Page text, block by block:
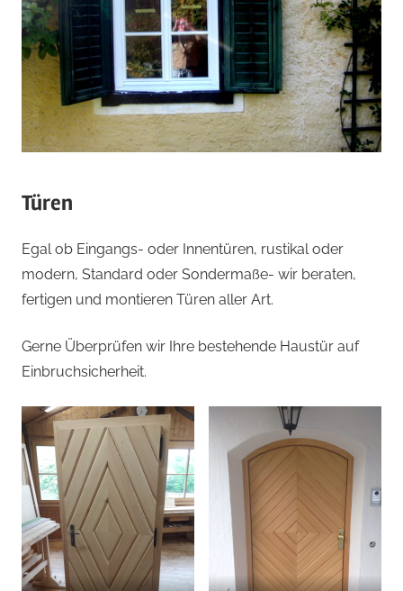
Türen
Egal ob Eingangs- oder Innentüren, rustikal oder
modern, Standard oder Sondermaße- wir beraten,
fertigen und montieren Türen aller Art.
Gerne Überprüfen wir Ihre bestehende Haustür auf
Einbruchsicherheit.